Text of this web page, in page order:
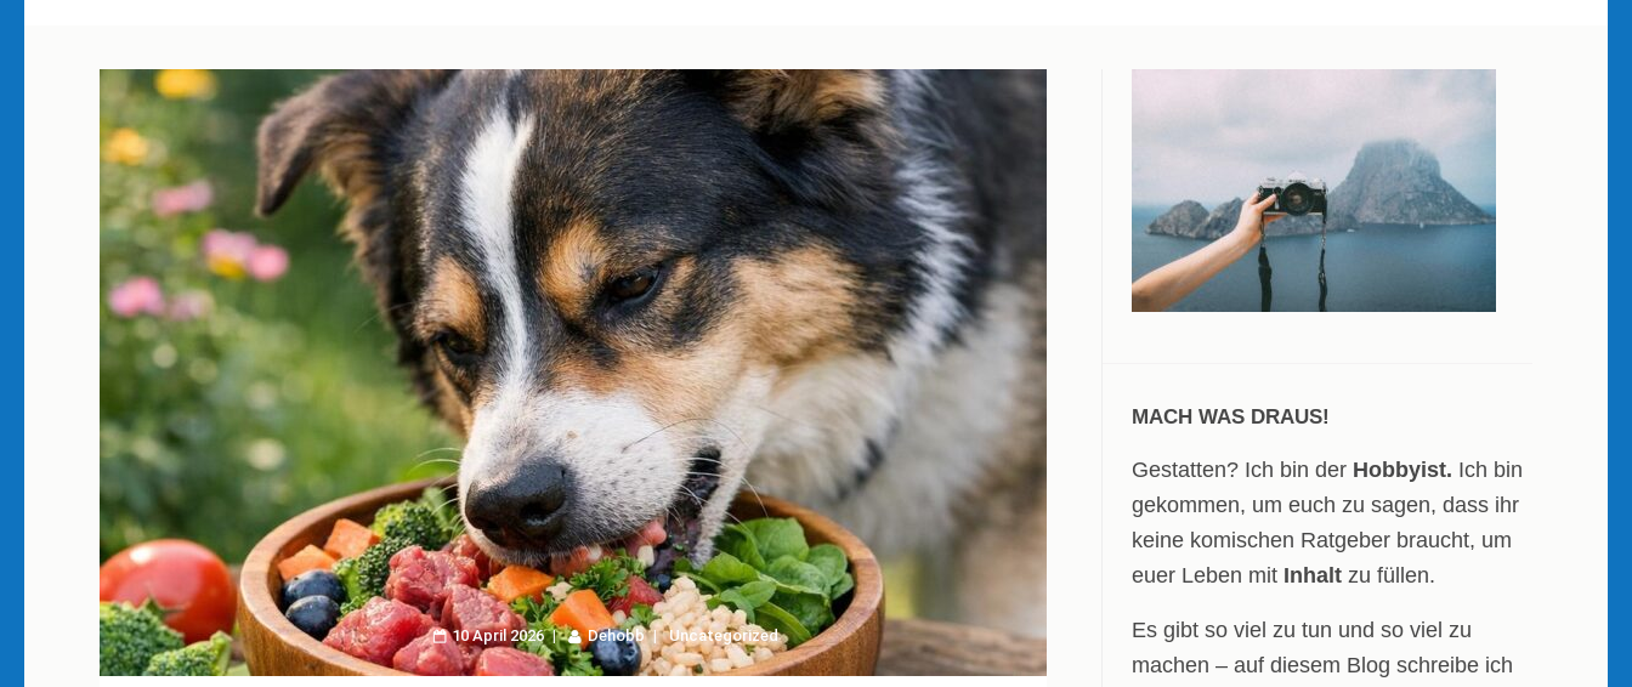
10 April 2026 Dehobb Uncategorized
MACH WAS DRAUS!
Gestatten? Ich bin der Hobbyist. Ich bin
gekommen, um euch zu sagen, dass ihr
keine komischen Ratgeber braucht, um
euer Leben mit Inhalt zu füllen.
Es gibt so viel zu tun und so viel zu
machen – auf diesem Blog schreibe ich